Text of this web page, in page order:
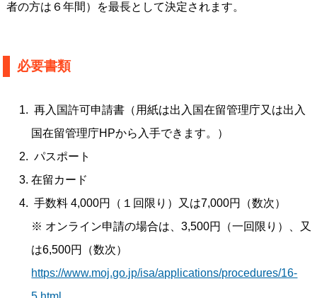
者の方は６年間）を最長として決定されます。
必要書類
再入国許可申請書（用紙は出入国在留管理庁又は出入
国在留管理庁HPから入手できます。）
パスポート
在留カード
手数料 4,000円（１回限り）又は7,000円（数次）
※ オンライン申請の場合は、3,500円（一回限り）、又
は6,500円（数次）
https://www.moj.go.jp/isa/applications/procedures/16-